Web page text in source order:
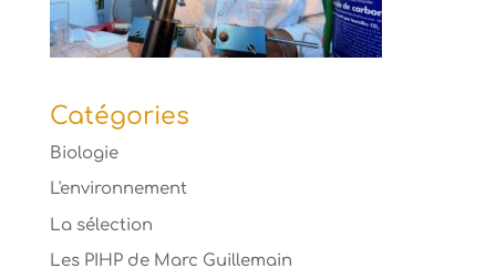
Catégories
Biologie
L'environnement
La sélection
Les PIHP de Marc Guillemain